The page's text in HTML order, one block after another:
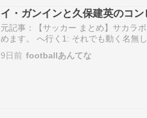
イ・ガンインと久保建英のコ
元記事：【サッカー まとめ】サカラ
めます。 へ行く1: それでも動く名無
9日前 footballあんてな